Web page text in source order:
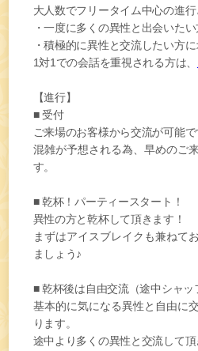
大人数でフリータイム中心の進行
・一度に多くの異性と出会いた
・積極的に異性と交流したい方に
1対1での会話を重視される方は、
【進行】
■ 受付
ご来場のお客様から交流が可能で
混雑が予想される為、早めのご
す。
■ 乾杯！パーティースタート！
異性の方と乾杯して頂きます！
まずはアイスブレイクも兼ねて
ましょう♪
■ 乾杯後は自由交流（途中シャッ
基本的に気になる異性と自由に
ります。
途中より多くの異性と交流して頂